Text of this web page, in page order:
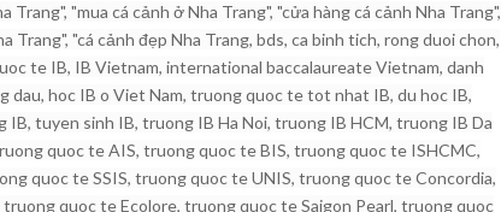
"mua cá cảnh ở Nha Trang", "cửa hàng cá cảnh Nha Trang",
Trang", "cá cảnh đẹp Nha Trang, bds, ca binh tich, rong duoi chon,
te IB, IB Vietnam, international baccalaureate Vietnam, danh
dau, hoc IB o Viet Nam, truong quoc te tot nhat IB, du hoc IB,
tuyen sinh IB, truong IB Ha Noi, truong IB HCM, truong IB Da
quoc te AIS, truong quoc te BIS, truong quoc te ISHCMC,
quoc te SSIS, truong quoc te UNIS, truong quoc te Concordia,
quoc te Ecolore, truong quoc te Saigon Pearl, truong quoc